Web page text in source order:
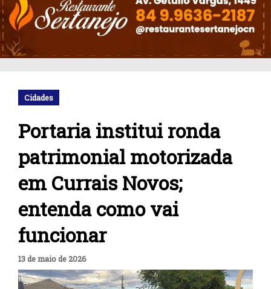
Cidades
Portaria institui ronda
patrimonial motorizada
em Currais Novos;
entenda como vai
funcionar
13 de maio de 2026